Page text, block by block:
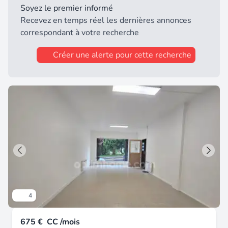
- charge locataire : honoraires agence : 720 euros
+ état des lieux : 314 euros.
Soyez le premier informé
Recevez en temps réel les dernières annonces
correspondant à votre recherche
Créer une alerte pour cette recherche
4
675 € CC /mois